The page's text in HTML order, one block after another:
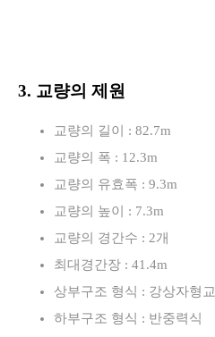
3. 교량의 제원
교량의 길이 : 82.7m
교량의 폭 : 12.3m
교량의 유효폭 : 9.3m
교량의 높이 : 7.3m
교량의 경간수 : 2개
최대경간장 : 41.4m
상부구조 형식 : 강상자형교
하부구조 형식 : 반중력식